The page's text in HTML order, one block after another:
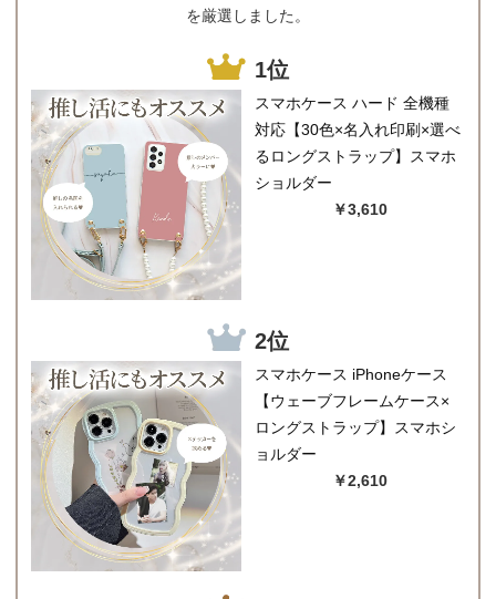
を厳選しました。
1位
スマホケース ハード 全機種
対応【30色×名入れ印刷×選べ
るロングストラップ】スマホ
ショルダー
￥3,610
2位
スマホケース iPhoneケース
【ウェーブフレームケース×
ロングストラップ】スマホシ
ョルダー
￥2,610